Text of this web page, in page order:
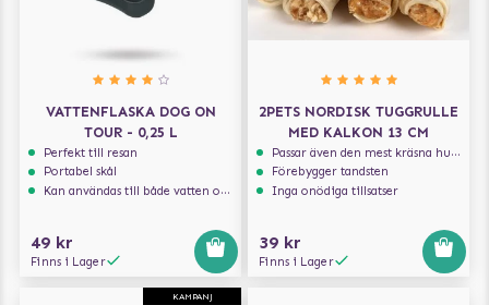
VATTENFLASKA DOG ON
TOUR - 0,25 L
Perfekt till resan
Portabel skål
Kan användas till både vatten och mat
49 kr
Finns i Lager
2PETS NORDISK TUGGRULLE
MED KALKON 13 CM
Passar även den mest kräsna hunden
Förebygger tandsten
Inga onödiga tillsatser
39 kr
Finns i Lager
KAMPANJ